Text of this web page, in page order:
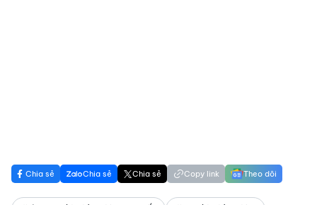
Chia sẻ Chia sẻ Chia sẻ Copy link Theo dõi